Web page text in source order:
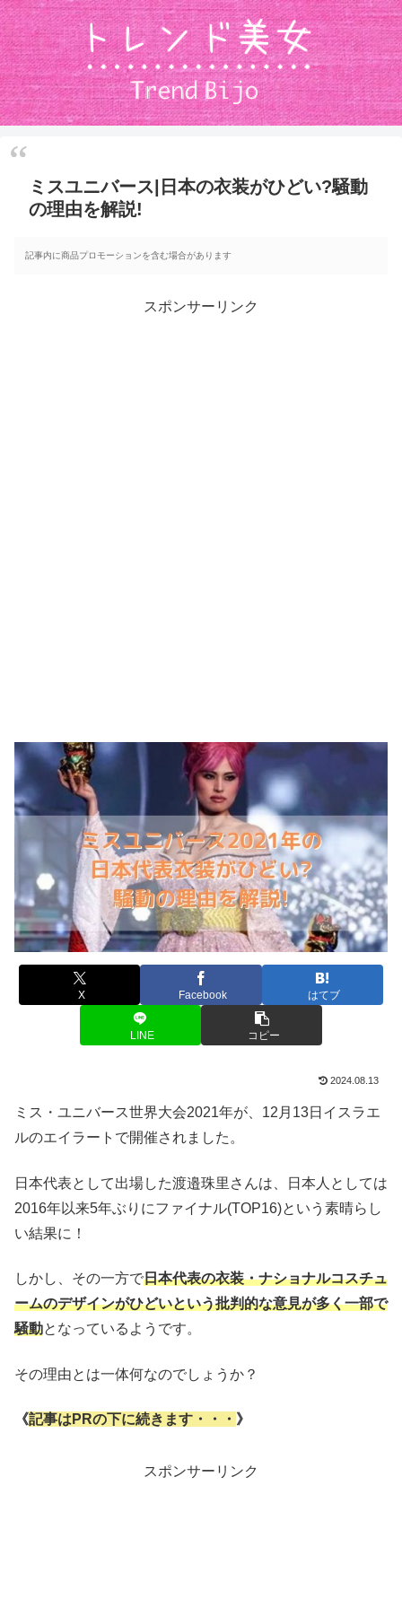
ミスユニバース|日本の衣装がひどい?騒動
の理由を解説!
記事内に商品プロモーションを含む場合があります
スポンサーリンク
X Facebook はてブ
LINE コピー
2024.08.13
ミス・ユニバース世界大会2021年が、12月13日イスラエ
ルのエイラートで開催されました。
日本代表として出場した渡邉珠里さんは、日本人としては
2016年以来5年ぶりにファイナル(TOP16)という素晴らし
い結果に！
しかし、その一方で日本代表の衣装・ナショナルコスチュ
ームのデザインがひどいという批判的な意見が多く一部で
騒動となっているようです。
その理由とは一体何なのでしょうか？
《記事はPRの下に続きます・・・ 》
スポンサーリンク